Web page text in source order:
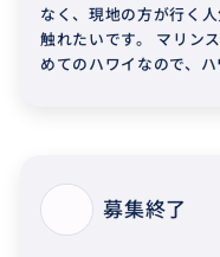
なく、現地の方が行く
触れたいです。 マリン
めてのハワイなので、
募集終了